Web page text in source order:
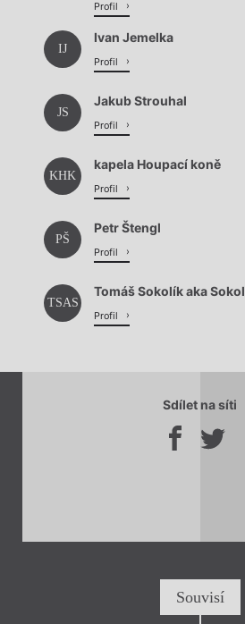
Profil
IJ
Ivan Jemelka
Profil
JS
Jakub Strouhal
Profil
KHK
kapela Houpací koně
Profil
PŠ
Petr Štengl
Profil
TSAS
Tomáš Sokolík aka Sokol
Profil
Sdílet na síti
Souvisí